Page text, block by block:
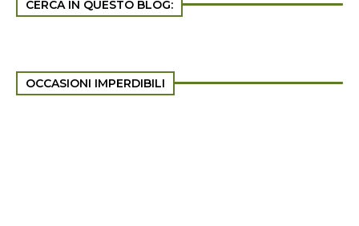
CERCA IN QUESTO BLOG:
OCCASIONI IMPERDIBILI